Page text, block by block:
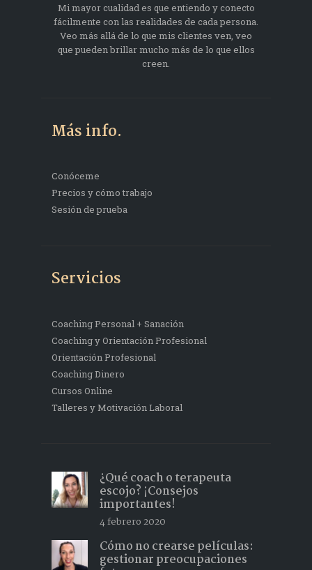
Mi mayor cualidad es que entiendo y conecto
fácilmente con las realidades de cada persona.
Veo más allá de lo que mis clientes ven, veo
que pueden brillar mucho más de lo que ellos
creen.
Más info.
Conóceme
Precios y cómo trabajo
Sesión de prueba
Servicios
Coaching Personal + Sanación
Coaching y Orientación Profesional
Orientación Profesional
Coaching Dinero
Cursos Online
Talleres y Motivación Laboral
¿Qué coach o terapeuta
escojo? ¡Consejos
importantes!
4 febrero 2020
Cómo no crearse películas:
gestionar preocupaciones